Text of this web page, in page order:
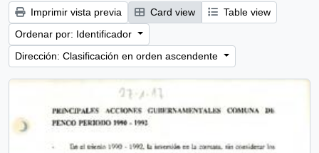
Imprimir vista previa Card view
Table view
Ordenar por: Identificador
Dirección: Clasificación en orden ascendente